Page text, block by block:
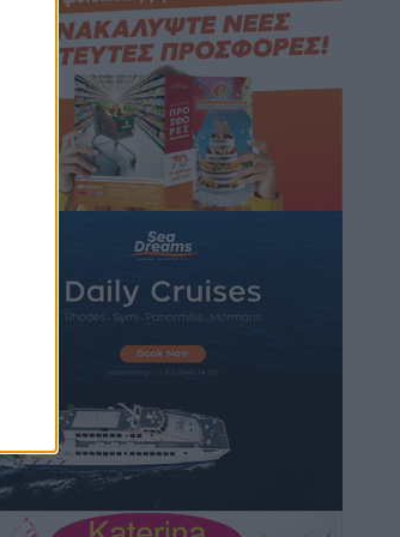
Hotels – Χατζηλαζάρου – Προχωρά
καινούργιο ξενοδοχείο στην Κω
Τοπικές Ειδήσεις• πριν 11 ώρες
Αυτοκίνητο μπήκε παράνομα σε
μονόδρομο στο Μαστιχάρι –
Αναποδογύρισε όχημα με μητέρα και
πριν 11 ώρες
“Η Ευρώπη αντιμετώπιζε το
προσφυγικό σαν ταινία τρόμου” – Η
συγκλονιστική μαρτυρία της Χαρούλας
Γιασιράνη στον RV για τα γεγονότα που
οδήγησαν στο Σύμφωνο της Λέρου
Τοπικές Ειδήσεις• πριν 11 ώρες
Συναυλία με τον Γιάννη Κότσιρα στις